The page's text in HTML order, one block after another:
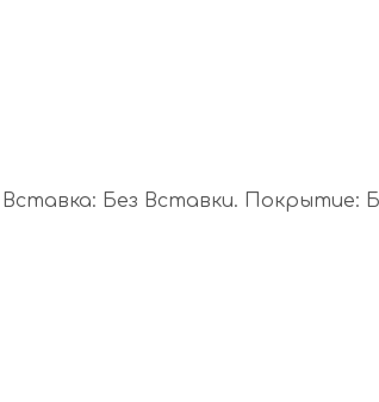
Без Вставки. Покрытие: